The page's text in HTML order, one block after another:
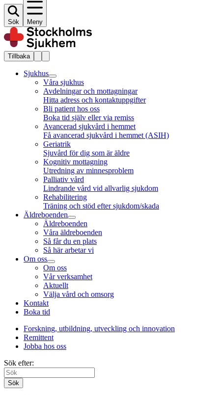
Sök Meny
Tillbaka
Sjukhus
Våra sjukhus
Avdelningar och mottagningar
Hitta adress och kontaktuppgifter
Bli patient hos oss
Boka tid själv eller via remiss
Avancerad sjukvård i hemmet
Få avancerad sjukvård i hemmet (ASIH)
Geriatrik
Sjuvård för dig som är äldre
Kognitiv mottagning
Utredning av minnesproblem
Palliativ vård
Lindrande vård vid allvarlig sjukdom
Rehabilitering
Träning och stöd efter sjukdom/skada
Äldreboenden
Äldreboenden
Våra äldreboenden
Så får du en plats
Så här arbetar vi
Om oss
Om oss
Vår verksamhet
Aktuellt
Välja vård och omsorg
Kontakt
Boka tid
Forskning, utbildning, utveckling och innovation
Remittent
Jobba hos oss
Sök efter:
Sök